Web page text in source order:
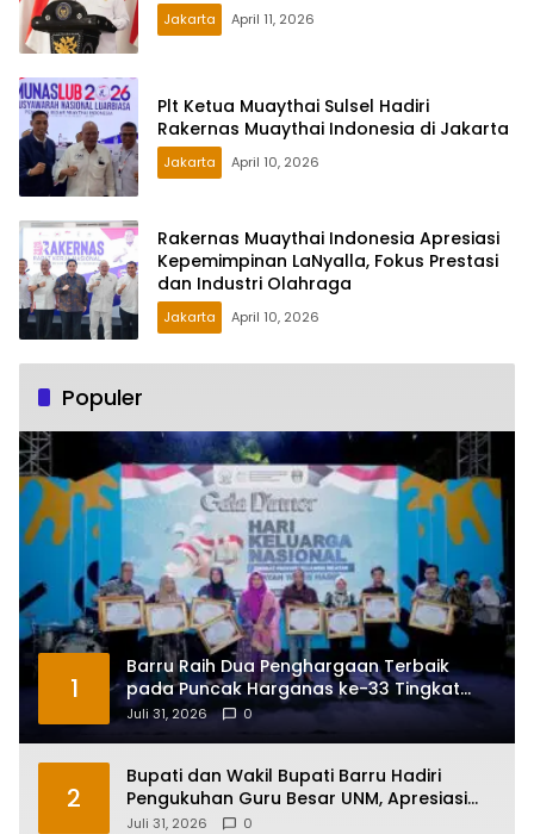
Jakarta April 11, 2026
Plt Ketua Muaythai Sulsel Hadiri
Rakernas Muaythai Indonesia di Jakarta
Jakarta April 10, 2026
Rakernas Muaythai Indonesia Apresiasi
Kepemimpinan LaNyalla, Fokus Prestasi
dan Industri Olahraga
Jakarta April 10, 2026
Populer
1
Barru Raih Dua Penghargaan Terbaik
pada Puncak Harganas ke-33 Tingkat
Sulawesi Selatan
Juli 31, 2026 0
2
Bupati dan Wakil Bupati Barru Hadiri
Pengukuhan Guru Besar UNM, Apresiasi
Capaian Prof. Kamaruddin Hasan
Juli 31, 2026 0